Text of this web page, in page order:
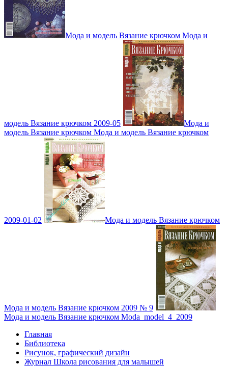
Мода и модель Вязание крючком Мода и
модель Вязание крючком 2009-05
Мода и
модель Вязание крючком Мода и модель Вязание крючком
2009-01-02 Мода и модель Вязание крючком
Мода и модель Вязание крючком 2009 № 9
Мода и модель Вязание крючком Moda_model_4_2009
Главная
Библиотека
Рисунок, графический дизайн
Журнал Школа рисования для малышей